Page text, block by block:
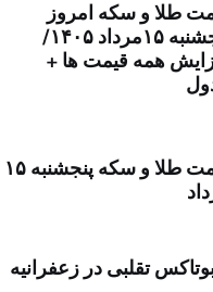
طلا و سکه امروز
پنجشنبه ۱۵مرداد ۱۴۰۵/
همه قیمت ها +
قیمت طلا و سکه پنجشنبه ۱۵
تقلبی در زعفرانیه